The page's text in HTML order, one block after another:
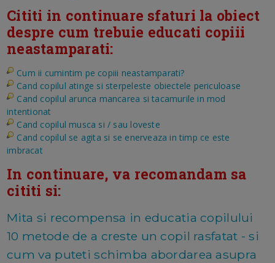
Cititi in continuare sfaturi la obiect
despre cum trebuie educati copiii
neastamparati:
Cum ii cumintim pe copiii neastamparati?
Cand copilul atinge si sterpeleste obiectele periculoase
Cand copilul arunca mancarea si tacamurile in mod
intentionat
Cand copilul musca si / sau loveste
Cand copilul se agita si se enerveaza in timp ce este
imbracat
In continuare, va recomandam sa
cititi si:
Mita si recompensa in educatia copilului
10 metode de a creste un copil rasfatat - si
cum va puteti schimba abordarea asupra